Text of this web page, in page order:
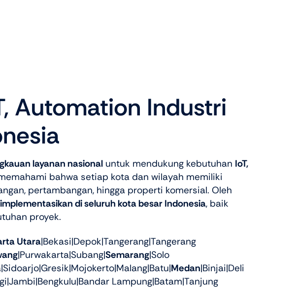
Automation Industri
layanan nasionaluntuk mendukung kebutuhan IoT,
bahwa setiap kota dan wilayah memiliki
pertambangan, hingga properti komersial. Oleh
di seluruh kota besar Indonesia, baik
proyek.
Utara|Bekasi|Depok|Tangerang|Tangerang
|Purwakarta|Subang|Semarang|Solo
Medan|Binjai|Deli
Lampung|Batam|Tanjung